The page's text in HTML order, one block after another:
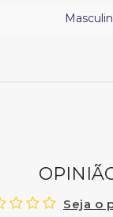
Seja o